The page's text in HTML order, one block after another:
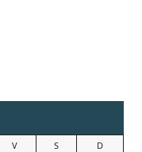
V S
D